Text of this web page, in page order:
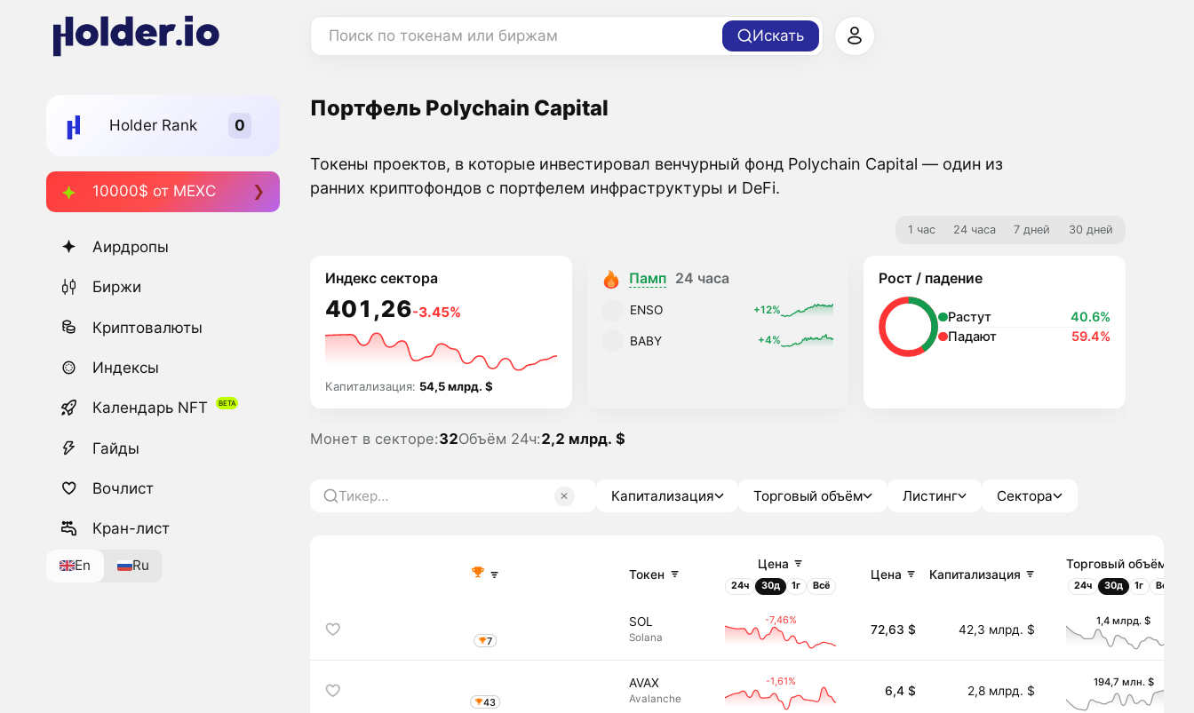
Поиск по токенам или биржам Искать
Holder Rank
10000$ от MEXC
Аирдропы
Биржи
Криптовалюты
Индексы
Календарь NFT
Гайды
Вочлист
Кран-лист
En Ru
Портфель Polychain Capital
Токены проектов, в которые инвестировал венчурный фонд Polychain Capital — один из
ранних криптофондов с портфелем инфраструктуры и DeFi.
1 час 24 часа 7 дней 30 дней
Индекс сектора
401,26-3.45%
Капитализация: 54,5 млрд. $
Памп 24 часа
ENSO +12%
BABY +4%
Рост / падение
Растут
40.6%
Падают
59.4%
Монет в секторе:32Объём 24ч:2,2 млрд. $
Капитализация Торговый объём Листинг Сектора
Токен
Цена
24ч 30д 1г Всё
Цена Капитализация
Торговый объём
24ч 30д 1г Всё
7
SOL
Solana
-7,46%
72,63 $ 42,3 млрд. $
1,4 млрд. $
43
AVAX
Avalanche
-1,61%
6,4 $ 2,8 млрд. $
194,7 млн. $